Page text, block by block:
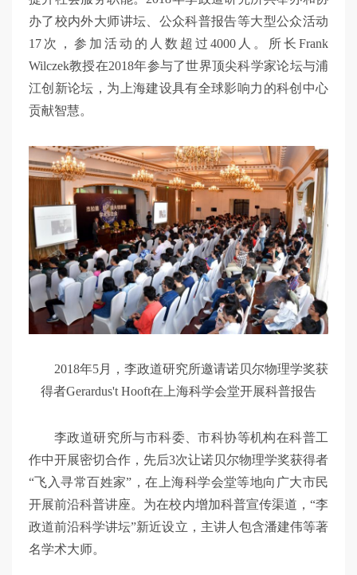
办了校内外大师讲坛、公众科普报告等大型公众活动
17次，参加活动的人数超过4000人。所长Frank
Wilczek教授在2018年参与了世界顶尖科学家论坛与浦
江创新论坛，为上海建设具有全球影响力的科创中心
贡献智慧。
2018年5月，李政道研究所邀请诺贝尔物理学奖获
得者Gerardus't Hooft在上海科学会堂开展科普报告
李政道研究所与市科委、市科协等机构在科普工
作中开展密切合作，先后3次让诺贝尔物理学奖获得者
“飞入寻常百姓家”，在上海科学会堂等地向广大市民
开展前沿科普讲座。为在校内增加科普宣传渠道，“李
政道前沿科学讲坛”新近设立，主讲人包含潘建伟等著
名学术大师。